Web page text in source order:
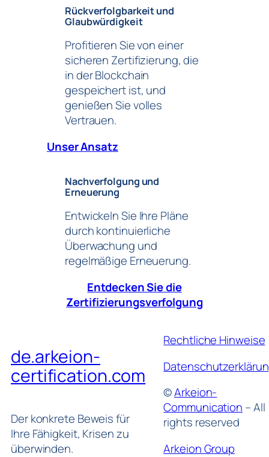
Rückverfolgbarkeit und
Glaubwürdigkeit
Profitieren Sie von einer
sicheren Zertifizierung, die
in der Blockchain
gespeichert ist, und
genießen Sie volles
Vertrauen.
Unser Ansatz
Nachverfolgung und
Erneuerung
Entwickeln Sie Ihre Pläne
durch kontinuierliche
Überwachung und
regelmäßige Erneuerung.
Entdecken Sie die
Zertifizierungsverfolgung
de.arkeion-
certification.com
Der konkrete Beweis für
Ihre Fähigkeit, Krisen zu
überwinden.
Rechtliche Hinweise
©Arkeion-
Communication – All
rights reserved
Arkeion Group